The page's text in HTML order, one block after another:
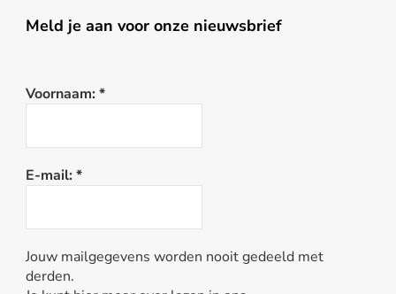
Meld je aan voor onze nieuwsbrief
Voornaam: *
E-mail: *
Jouw mailgegevens worden nooit gedeeld met
derden.